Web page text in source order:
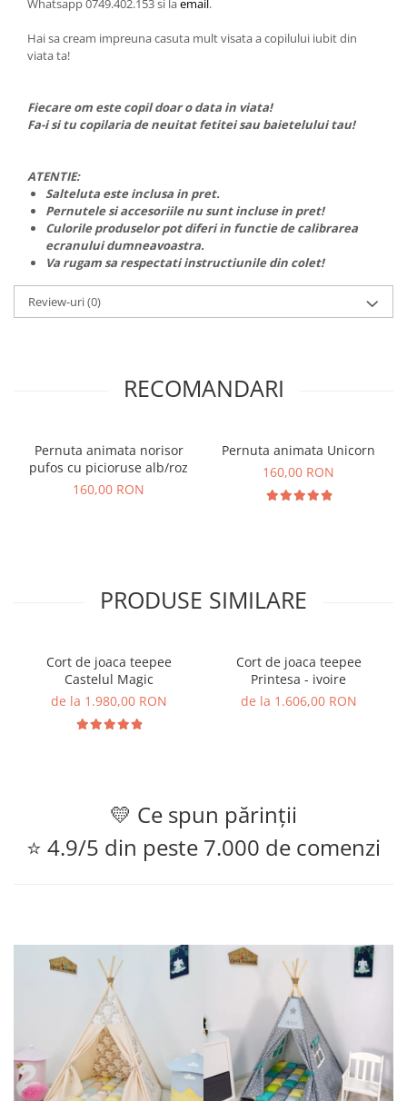
Whatsapp 0749.402.153 si laemail.
Hai sa cream impreuna casuta mult visata a copilului iubit din
viata ta!
Fiecare om este copil doar o data in viata!
Fa-i si tu copilaria de neuitat fetitei sau baietelului tau!
ATENTIE:
Salteluta este inclusa in pret.
Pernutele si accesoriile nu sunt incluse in pret!
Culorile produselor pot diferi in functie de calibrarea
ecranului dumneavoastra.
Va rugam sa respectati instructiunile din colet!
Review-uri(0)
RECOMANDARI
Pernuta animata norisor
pufos cu picioruse alb/roz
160,00 RON
Pernuta animata Unicorn
160,00 RON
PRODUSE SIMILARE
Cort de joaca teepee
Castelul Magic
de la 1.980,00 RON
Cort de joaca teepee
Printesa - ivoire
de la 1.606,00 RON
💛 Ce spun părinții
⭐ 4.9/5 din peste 7.000 de comenzi